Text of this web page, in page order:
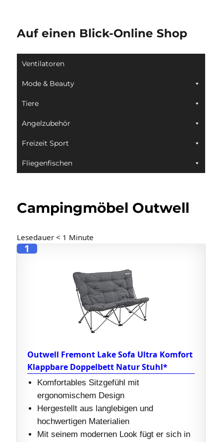
Auf einen Blick-Online Shop
Ventilatoren
Mode & Beauty
Tiere
Angelzubehör
Freizeit Sport
Fliegenfischen
Campingmöbel Outwell
Lesedauer < 1 Minute
1
Outwell Fremont Lake Sofa Ultra Komfort
Klappbare Doppelbett Natur Stuhl*
Komfortables Sitzgefühl mit
ergonomischem Design
Hergestellt aus langlebigen und
hochwertigen Materialien
Mit seinem modernen Look fügt er sich in